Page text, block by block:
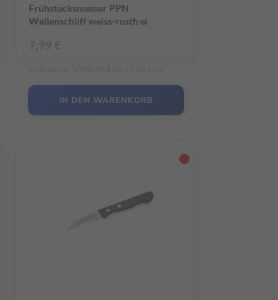
Frühstücksmesser PPN
Wellenschliff weiss-rostfrei
IN DEN WARENKORB